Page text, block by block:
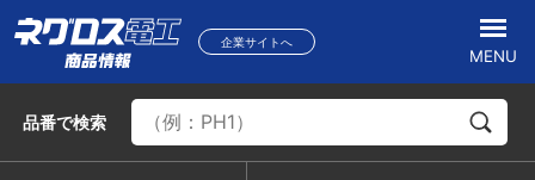
企業サイトへ
MENU
品番で検索